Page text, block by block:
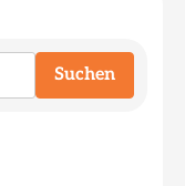
Suchen